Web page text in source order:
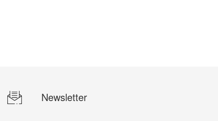
Newsletter